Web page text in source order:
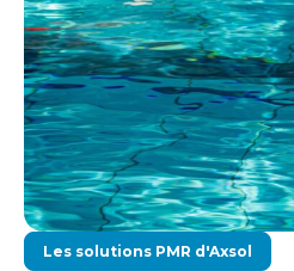
Les solutions PMR d'Axsol